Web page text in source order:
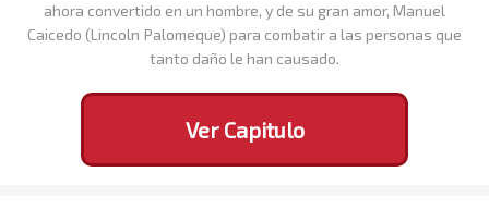
ahora convertido en un hombre, y de su gran amor, Manuel
Caicedo (Lincoln Palomeque) para combatir a las personas que
tanto daño le han causado.
Ver Capitulo